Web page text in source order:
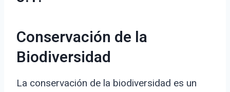
Conservación de la
Biodiversidad
La conservación de la biodiversidad es un